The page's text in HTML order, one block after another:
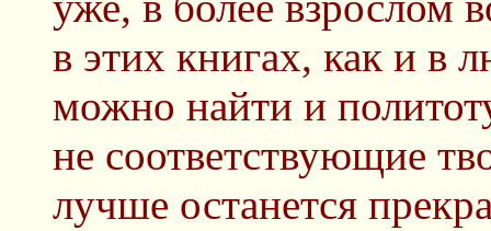
в этих книгах, как и в
можно найти и
не соответствующие
лучше останется